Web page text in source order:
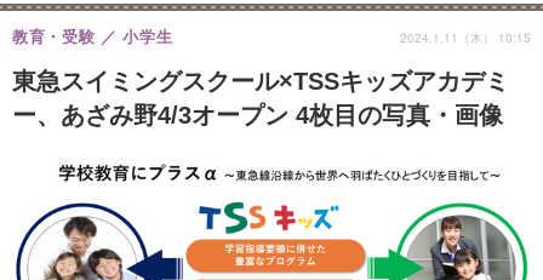
東急スイミングスクール×TSSキッズアカデミ
ー、あざみ野4/3オープン 4枚目の写真・画像
教育・受験 小学生 2024.1.11（木） 10:15